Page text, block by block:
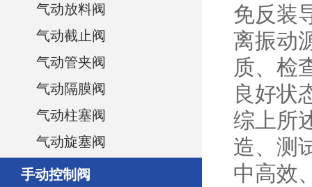
气动放料阀
气动截止阀
气动管夹阀
气动隔膜阀
气动柱塞阀
气动旋塞阀
手动控制阀
免反装
离振动
质、检
良好状
综上所
造、测
中高效